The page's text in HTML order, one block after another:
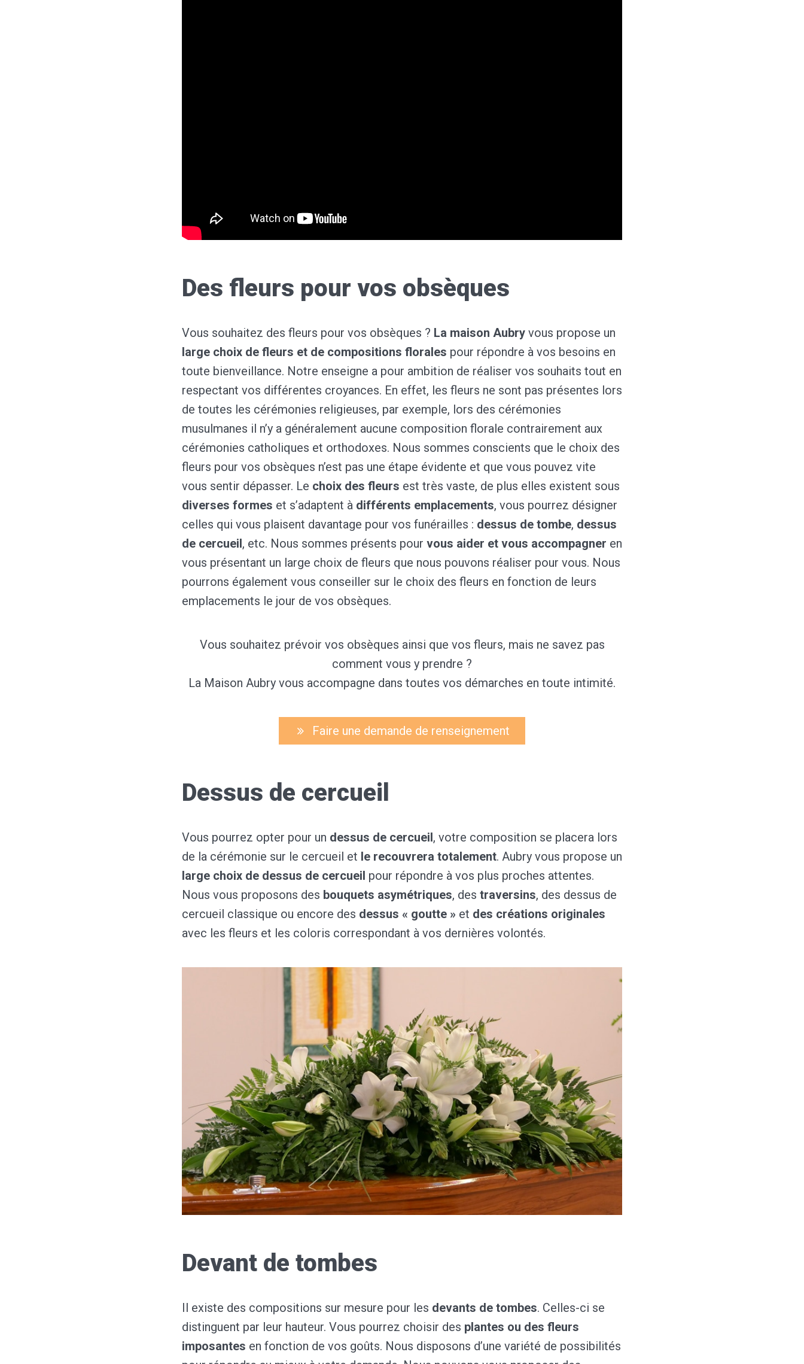
Des fleurs pour vos obsèques
Vous souhaitez des fleurs pour vos obsèques ? La maison Aubry vous propose un
large choix de fleurs et de compositions florales pour répondre à vos besoins en
toute bienveillance. Notre enseigne a pour ambition de réaliser vos souhaits tout en
respectant vos différentes croyances. En effet, les fleurs ne sont pas présentes lors
de toutes les cérémonies religieuses, par exemple, lors des cérémonies
musulmanes il n’y a généralement aucune composition florale contrairement aux
cérémonies catholiques et orthodoxes. Nous sommes conscients que le choix des
fleurs pour vos obsèques n’est pas une étape évidente et que vous pouvez vite
vous sentir dépasser. Le choix des fleurs est très vaste, de plus elles existent sous
diverses formes et s’adaptent à différents emplacements, vous pourrez désigner
celles qui vous plaisent davantage pour vos funérailles : dessus de tombe, dessus
de cercueil, etc. Nous sommes présents pour vous aider et vous accompagner en
vous présentant un large choix de fleurs que nous pouvons réaliser pour vous. Nous
pourrons également vous conseiller sur le choix des fleurs en fonction de leurs
emplacements le jour de vos obsèques.
Vous souhaitez prévoir vos obsèques ainsi que vos fleurs, mais ne savez pas
comment vous y prendre ?
La Maison Aubry vous accompagne dans toutes vos démarches en toute intimité.
Faire une demande de renseignement
Dessus de cercueil
Vous pourrez opter pour un dessus de cercueil, votre composition se placera lors
de la cérémonie sur le cercueil et le recouvrera totalement. Aubry vous propose un
large choix de dessus de cercueil pour répondre à vos plus proches attentes.
Nous vous proposons des bouquets asymétriques, des traversins, des dessus de
cercueil classique ou encore des dessus « goutte » et des créations originales
avec les fleurs et les coloris correspondant à vos dernières volontés.
Devant de tombes
Il existe des compositions sur mesure pour les devants de tombes. Celles-ci se
distinguent par leur hauteur. Vous pourrez choisir des plantes ou des fleurs
imposantes en fonction de vos goûts. Nous disposons d’une variété de possibilités